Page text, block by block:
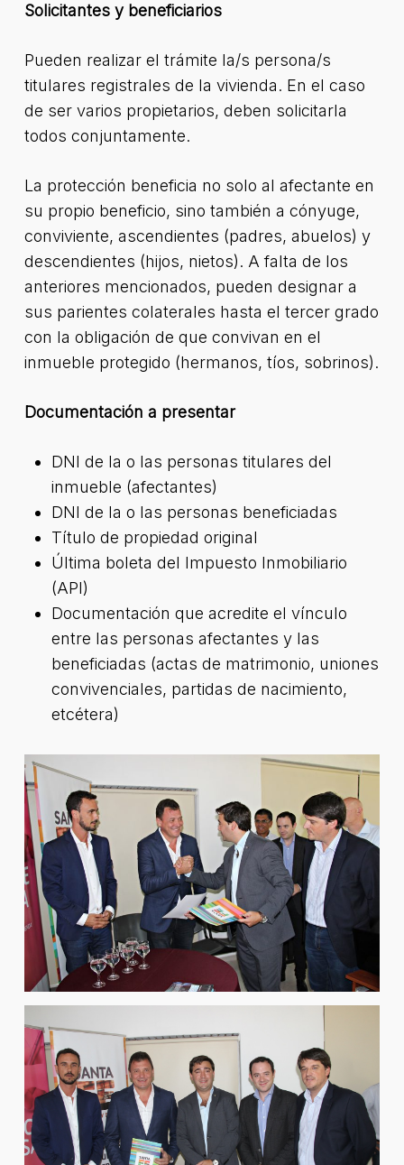
Solicitantes y beneficiarios
Pueden realizar el trámite la/s persona/s
titulares registrales de la vivienda. En el caso
de ser varios propietarios, deben solicitarla
todos conjuntamente.
La protección beneficia no solo al afectante en
su propio beneficio, sino también a cónyuge,
conviviente, ascendientes (padres, abuelos) y
descendientes (hijos, nietos). A falta de los
anteriores mencionados, pueden designar a
sus parientes colaterales hasta el tercer grado
con la obligación de que convivan en el
inmueble protegido (hermanos, tíos, sobrinos).
Documentación a presentar
DNI de la o las personas titulares del
inmueble (afectantes)
DNI de la o las personas beneficiadas
Título de propiedad original
Última boleta del Impuesto Inmobiliario
(API)
Documentación que acredite el vínculo
entre las personas afectantes y las
beneficiadas (actas de matrimonio, uniones
convivenciales, partidas de nacimiento,
etcétera)